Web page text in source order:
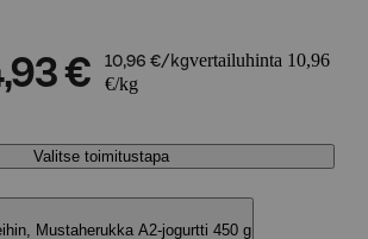
€ 10,96 €/kgvertailuhinta 10,96
€/kg
Valitse toimitustapa
Mustaherukka A2-jogurtti 450 g